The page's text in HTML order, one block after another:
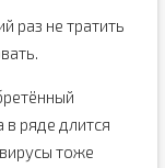
раз не тратить
ряде длится
тоже